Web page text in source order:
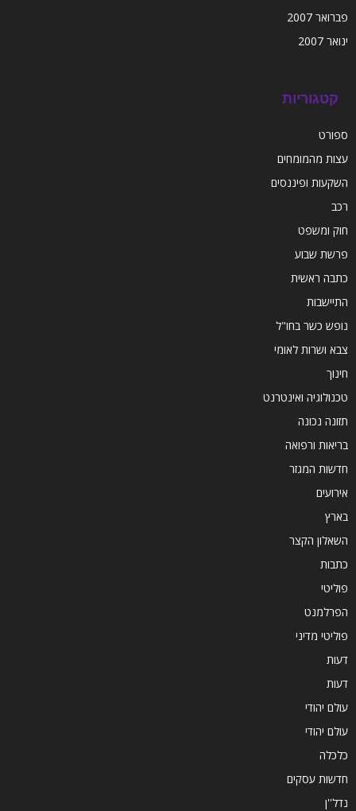
פברואר 2007
ינואר 2007
קטגוריות
ספורט
עצות מהמומחים
השקעות ופיננסים
רכב
חוק ומשפט
פרשת שבוע
כתבה ראשית
התיישבות
נופש כשר בחו"ל
צבא ושרות לאומי
חינוך
טכנולוגיה ואינטרנט
תזונה נכונה
בריאות ורפואה
חדשות המגזר
אירועים
בארץ
השאלון הקצר
כתבות
פוליטי
הפרלמנט
פוליטי מדיני
דעות
דעות
עולם יהודי
עולם יהודי
כלכלה
חדשות עסקים
נדל''ן